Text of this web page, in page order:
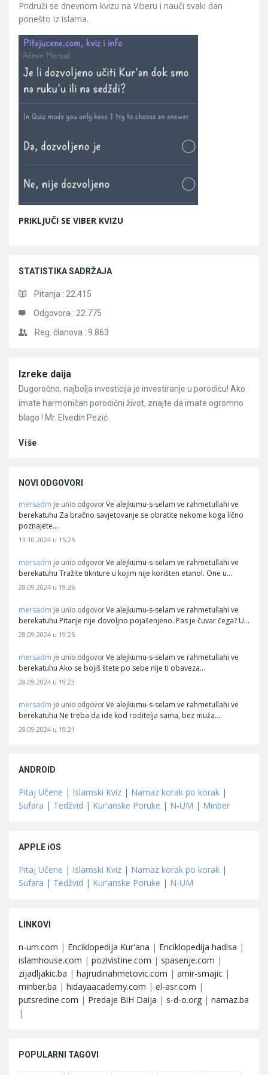
Pridruži se dnevnom kvizu na Viberu i nauči svaki dan
ponešto iz islama.
PRIKLJUČI SE VIBER KVIZU
STATISTIKA SADRŽAJA
Pitanja : 22.415
Odgovora : 22.775
Reg. članova : 9.863
Članci
Izreke daija
Dugoročno, najbolja investicija je investiranje u porodicu! Ako
imate harmoničan porodični život, znajte da imate ogromno
blago ! Mr. Elvedin Pezić
Više
NOVI ODGOVORI
mersadm je unio odgovor Ve alejkumu-s-selam ve rahmetullahi ve
berekatuhu Za bračno savjetovanje se obratite nekome koga lično
poznajete.…
13.10.2024 u 15:25
mersadm je unio odgovor Ve alejkumu-s-selam ve rahmetullahi ve
berekatuhu Tražite tiknture u kojim nije korišten etanol. One u…
28.09.2024 u 19:26
mersadm je unio odgovor Ve alejkumu-s-selam ve rahmetullahi ve
berekatuhu Pitanje nije dovoljno pojašenjeno. Pas je čuvar čega? U…
28.09.2024 u 19:25
mersadm je unio odgovor Ve alejkumu-s-selam ve rahmetullahi ve
berekatuhu Ako se bojiš štete po sebe nije ti obaveza…
28.09.2024 u 19:23
mersadm je unio odgovor Ve alejkumu-s-selam ve rahmetullahi ve
berekatuhu Ne treba da ide kod roditelja sama, bez muža.…
28.09.2024 u 19:21
ANDROID
Pitaj Učene | Islamski Kviz | Namaz korak po korak |
Sufara | Tedžvid | Kur'anske Poruke | N-UM | Minber
APPLE iOS
Pitaj Učene | Islamski Kviz | Namaz korak po korak |
Sufara | Tedžvid | Kur'anske Poruke | N-UM
LINKOVI
n-um.com | Enciklopedija Kur'ana | Enciklopedija hadisa |
islamhouse.com | pozivistine.com | spasenje.com |
zijadljakic.ba | hajrudinahmetovic.com | amir-smajic |
minber.ba | hidayaacademy.com | el-asr.com |
putsredine.com | Predaje BiH Daija | s-d-o.org | namaz.ba
|
POPULARNI TAGOVI